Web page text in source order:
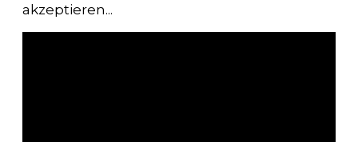
akzeptieren...